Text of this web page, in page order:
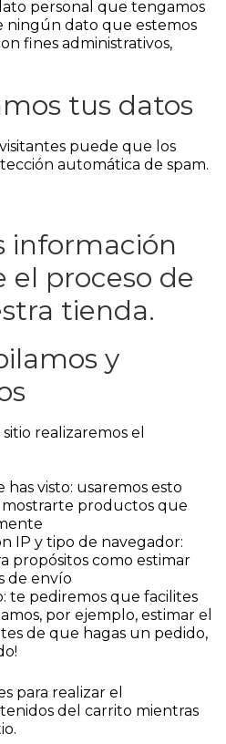
personal que tengamos
ningún dato que estemos
fines administrativos,
tus datos
puede que los
automática de spam.
información
proceso de
tienda.
y
realizaremos el
visto: usaremos esto
mostrarte productos que
IP y tipo de navegador:
propósitos como estimar
de envío
te pediremos que facilites
por ejemplo, estimar el
de que hagas un pedido,
para realizar el
del carrito mientras